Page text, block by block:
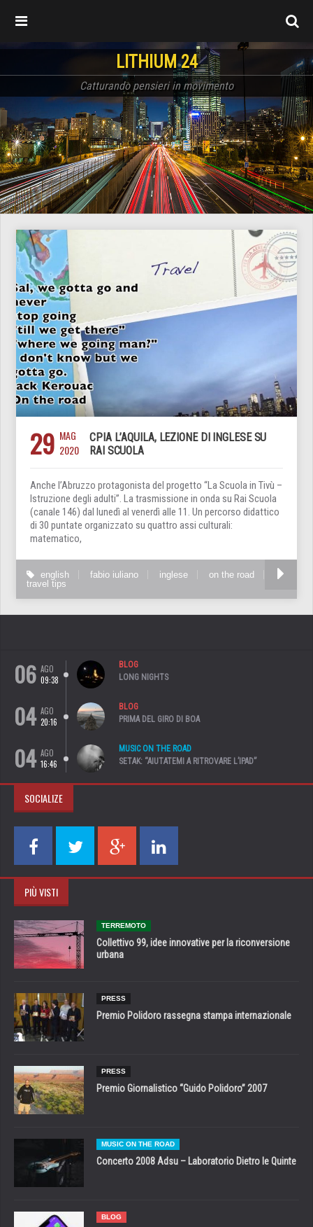
LITHIUM 24
Catturando pensieri in movimento
29 MAG
2020
CPIA L’AQUILA, LEZIONE DI INGLESE SU
RAI SCUOLA
Anche l’Abruzzo protagonista del progetto “La Scuola in Tivù –
Istruzione degli adulti”. La trasmissione in onda su Rai Scuola
(canale 146) dal lunedì al venerdì alle 11. Un percorso didattico
di 30 puntate organizzato su quattro assi culturali:
matematico,
english fabio iuliano inglese
on the road
travel tips
06 AGO
09:38
BLOG
LONG NIGHTS
04 AGO
20:16
BLOG
PRIMA DEL GIRO DI BOA
04 AGO
16:46
MUSIC ON THE ROAD
SETAK: “AIUTATEMI A RITROVARE L’IPAD”
SOCIALIZE
PIÙ VISTI
TERREMOTO
Collettivo 99, idee innovative per la riconversione
urbana
PRESS
Premio Polidoro rassegna stampa internazionale
PRESS
Premio Giornalistico “Guido Polidoro” 2007
MUSIC ON THE ROAD
Concerto 2008 Adsu – Laboratorio Dietro le Quinte
BLOG